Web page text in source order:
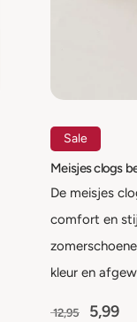
Sale
De meisjes
comfort en
kleur en
12,95 5,99